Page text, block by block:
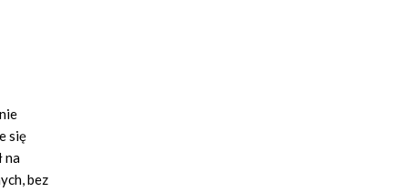
się
na
bez